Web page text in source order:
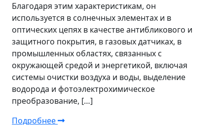
Благодаря этим характеристикам, он
используется в солнечных элементах и в
оптических цепях в качестве антибликового и
защитного покрытия, в газовых датчиках, в
промышленных областях, связанных с
окружающей средой и энергетикой, включая
системы очистки воздуха и воды, выделение
водорода и фотоэлектрохимическое
преобразование, […]
Подробнее